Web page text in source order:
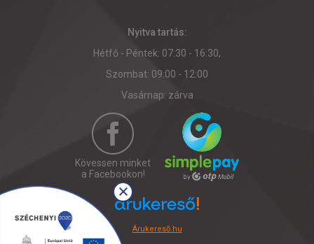
Nyitva tartás:
Hétfő - Péntek: 07:30 - 16:30,
Szombat: 09:00 - 12:00
Vasárnap: zárva
Kövessen minket
a Facebookon!
Árukereső.hu